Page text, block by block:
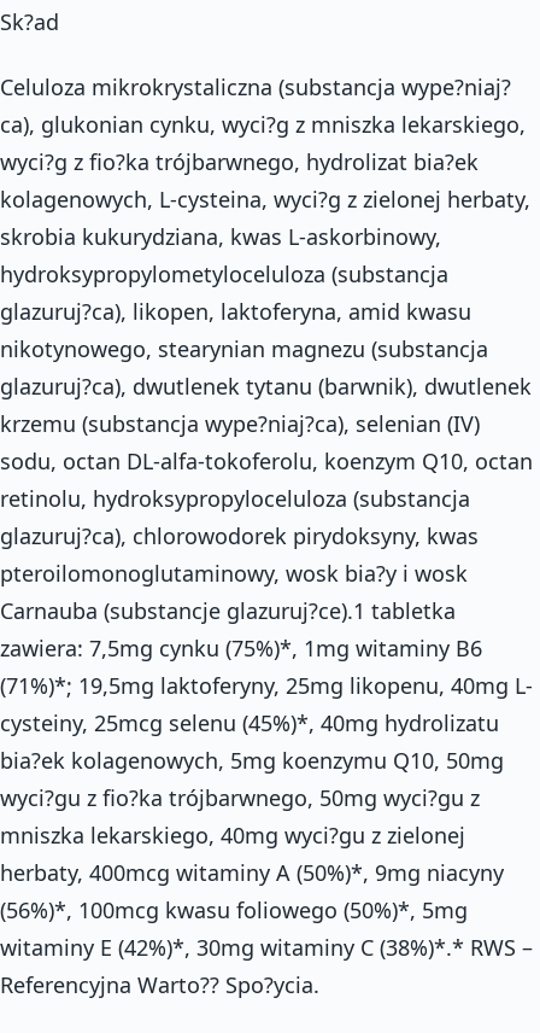
Sk?ad
Celuloza mikrokrystaliczna (substancja wype?niaj?
ca), glukonian cynku, wyci?g z mniszka lekarskiego,
wyci?g z fio?ka trójbarwnego, hydrolizat bia?ek
kolagenowych, L-cysteina, wyci?g z zielonej herbaty,
skrobia kukurydziana, kwas L-askorbinowy,
hydroksypropylometyloceluloza (substancja
glazuruj?ca), likopen, laktoferyna, amid kwasu
nikotynowego, stearynian magnezu (substancja
glazuruj?ca), dwutlenek tytanu (barwnik), dwutlenek
krzemu (substancja wype?niaj?ca), selenian (IV)
sodu, octan DL-alfa-tokoferolu, koenzym Q10, octan
retinolu, hydroksypropyloceluloza (substancja
glazuruj?ca), chlorowodorek pirydoksyny, kwas
pteroilomonoglutaminowy, wosk bia?y i wosk
Carnauba (substancje glazuruj?ce).1 tabletka
zawiera: 7,5mg cynku (75%)*, 1mg witaminy B6
(71%)*; 19,5mg laktoferyny, 25mg likopenu, 40mg L-
cysteiny, 25mcg selenu (45%)*, 40mg hydrolizatu
bia?ek kolagenowych, 5mg koenzymu Q10, 50mg
wyci?gu z fio?ka trójbarwnego, 50mg wyci?gu z
mniszka lekarskiego, 40mg wyci?gu z zielonej
herbaty, 400mcg witaminy A (50%)*, 9mg niacyny
(56%)*, 100mcg kwasu foliowego (50%)*, 5mg
witaminy E (42%)*, 30mg witaminy C (38%)*.* RWS –
Referencyjna Warto?? Spo?ycia.